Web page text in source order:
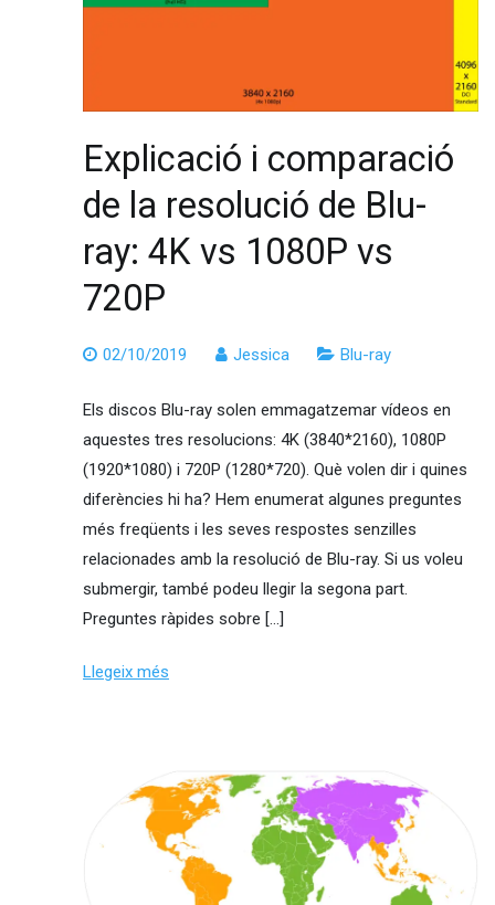
Explicació i comparació
de la resolució de Blu-
ray: 4K vs 1080P vs
720P
02/10/2019 Jessica Blu-ray
Els discos Blu-ray solen emmagatzemar vídeos en
aquestes tres resolucions: 4K (3840*2160), 1080P
(1920*1080) i 720P (1280*720). Què volen dir i quines
diferències hi ha? Hem enumerat algunes preguntes
més freqüents i les seves respostes senzilles
relacionades amb la resolució de Blu-ray. Si us voleu
submergir, també podeu llegir la segona part.
Preguntes ràpides sobre […]
Llegeix més